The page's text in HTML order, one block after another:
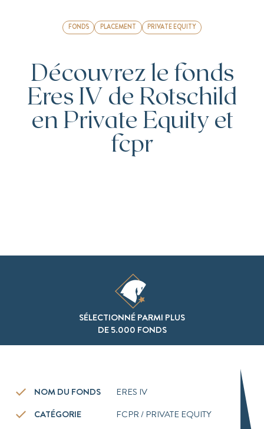
FONDS PLACEMENT PRIVATE EQUITY
Découvrez le fonds
Eres IV de Rotschild
en Private Equity et
fcpr
SÉLECTIONNÉ PARMI PLUS
DE 5.000 FONDS
NOM DU FONDS
ERES IV
CATÉGORIE
FCPR / PRIVATE EQUITY